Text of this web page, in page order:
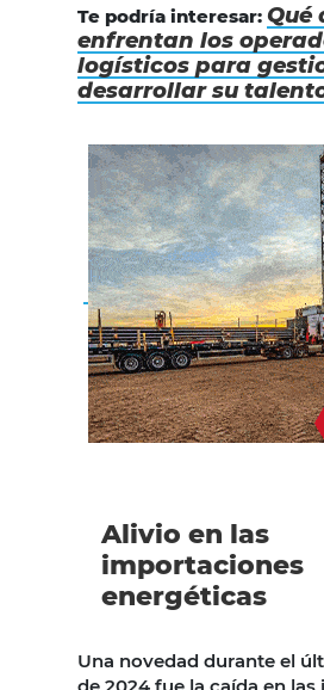
Te podría interesar: Qué
enfrentan los
logísticos para
desarrollar su
Alivio en las
importaciones
energéticas
Una novedad durante el